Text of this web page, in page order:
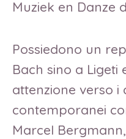
Muziek en Danze
Possiedono un
Bach sino a Ligeti
attenzione verso i
contemporanei
Marcel